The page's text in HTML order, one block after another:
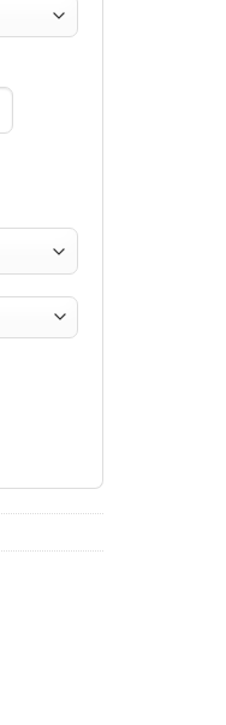
quantity